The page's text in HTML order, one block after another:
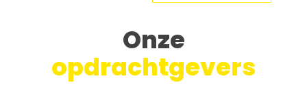
Onze
opdrachtgevers